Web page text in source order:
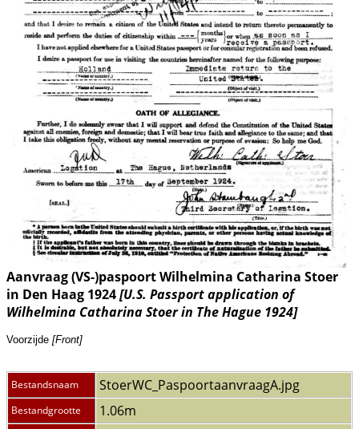
Aanvraag (VS-)paspoort Wilhelmina Catharina Stoer
in Den Haag 1924[U.S. Passport application of
Wilhelmina Catharina Stoer in The Hague 1924]
Voorzijde [Front]
Bestandsnaam StoerWC_PaspoortaanvraagA.jpg
Bestandgrootte 1.06m